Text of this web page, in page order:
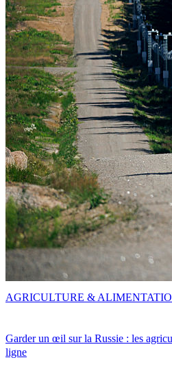
Garder un œil sur la Russie : les
ligne
AGRICULTURE &